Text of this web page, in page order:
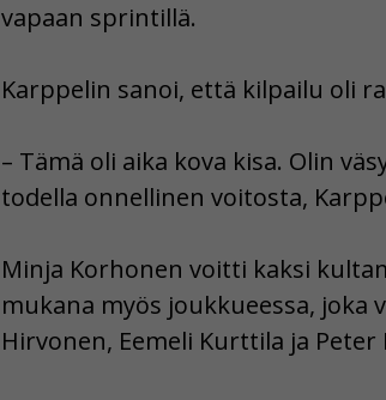
vapaan sprintillä.
Karppelin sanoi, että kilpailu oli
– Tämä oli aika kova kisa. Olin
todella onnellinen voitosta,
Minja Korhonen voitti kaksi
mukana myös joukkueessa,
Hirvonen, Eemeli Kurttila ja Peter